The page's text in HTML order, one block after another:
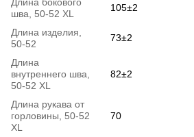
шва, 50-52 XL
105±2
Длина изделия,
50-52
73±2
Длина
внутреннего шва,
50-52 XL
82±2
Длина рукава от
горловины, 50-52
XL
70